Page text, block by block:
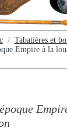
Tabatières et
Empire à la